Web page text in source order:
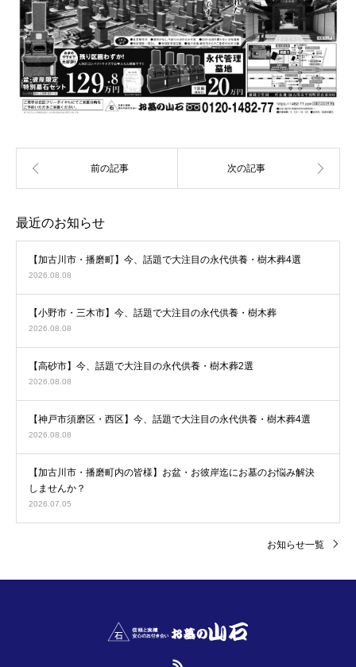
最近のお知らせ
【加古川市・播磨町】今、話題で大注目の永代供養・樹木葬4選
2026.08.08
【小野市・三木市】今、話題で大注目の永代供養・樹木葬
2026.08.08
【高砂市】今、話題で大注目の永代供養・樹木葬2選
2026.08.08
【神戸市須磨区・西区】今、話題で大注目の永代供養・樹木葬4選
2026.08.08
【加古川市・播磨町内の皆様】お盆・お彼岸迄にお墓のお悩み解決
しませんか？
2026.07.05
お知らせ一覧